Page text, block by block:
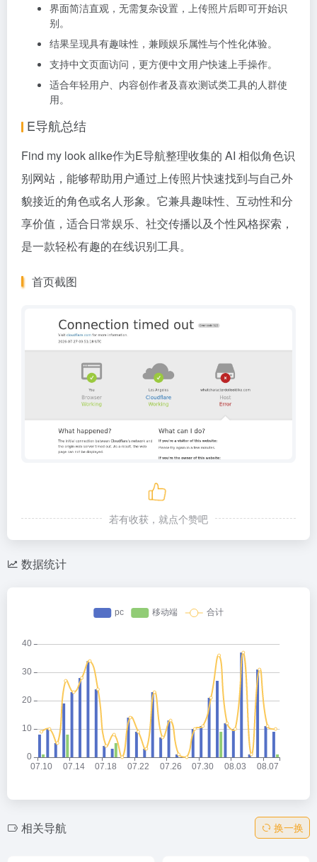
界面简洁直观，无需复杂设置，上传照片后即可开始识
别。
结果呈现具有趣味性，兼顾娱乐属性与个性化体验。
支持中文页面访问，更方便中文用户快速上手操作。
适合年轻用户、内容创作者及喜欢测试类工具的人群使
用。
E导航总结
Find my look alike作为E导航整理收集的 AI 相似角色识
别网站，能够帮助用户通过上传照片快速找到与自己外
貌接近的角色或名人形象。它兼具趣味性、互动性和分
享价值，适合日常娱乐、社交传播以及个性风格探索，
是一款轻松有趣的在线识别工具。
首页截图
若有收获，就点个赞吧
数据统计
相关导航 换一换